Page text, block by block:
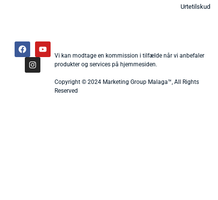
Urtetilskud
Vi kan modtage en kommission i tilfælde når vi anbefaler
produkter og services på hjemmesiden.
Copyright © 2024 Marketing Group Malaga™, All Rights
Reserved